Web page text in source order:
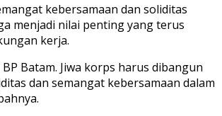
kebersamaan dan soliditas
menjadi nilai penting yang terus
kerja.
Batam. Jiwa korps harus dibangun
dan semangat kebersamaan dalam